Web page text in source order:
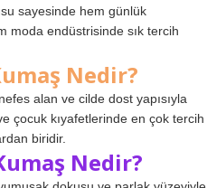
sayesinde hem günlük
moda endüstrisinde sık tercih
Nedir?
alan ve cilde dost yapısıyla
çocuk kıyafetlerinde en çok tercih
biridir.
Nedir?